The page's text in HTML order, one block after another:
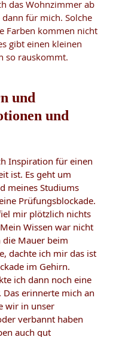
das Wohnzimmer ab
für mich. Solche
Farben kommen nicht
gibt einen kleinen
so rauskommt.
und
und
Inspiration für einen
ist. Es geht um
meines Studiums
Prüfungsblockade.
mir plötzlich nichts
Wissen war nicht
die Mauer beim
dachte ich mir das ist
im Gehirn.
ich dann noch eine
erinnerte mich an
wir in unser
verbannt haben
auch gut